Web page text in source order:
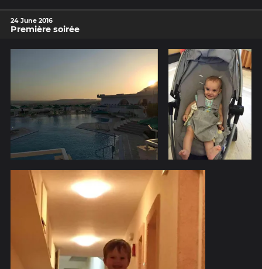
24 June 2016
Première soirée